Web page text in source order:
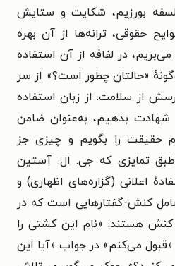
بورزیم، شکایت و ستایش
حقوقی، ترانه‌ها از آن بهره
در لفافه از آن استفاده
«حالتان چطور است؟» از سر
از سلامت. از زبان استفاده
شهادت بدهیم، به‌عنوان ضامن
حقیقت را بگویم و چیزی جز
طبق تمایزی که جی. ال. آستین
اعلانی (گزاره‌های اظهاری) و
کنش-گفتارهایی است که در
هستند: «نام این کشتی را
«قبول می‌کنم» در جواب «آیا این